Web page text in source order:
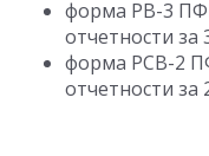
форма РВ-3
отчетности за
форма РСВ-2
отчетности за